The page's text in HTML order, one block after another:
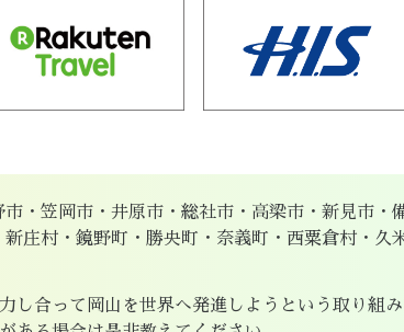
・笠岡市・井原市・総社市・高梁市・新見市・
庄村・鏡野町・勝央町・奈義町・西粟倉村・久
し合って岡山を世界へ発進しようという取り組